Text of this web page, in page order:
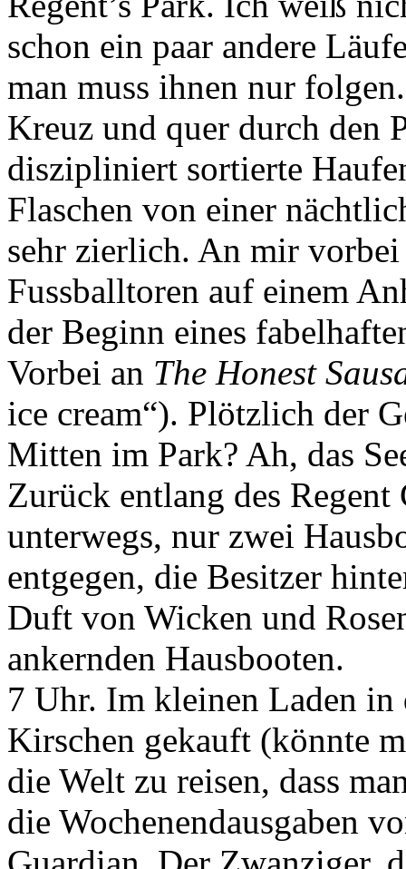
schon ein paar andere
man muss ihnen nur folgen.
Kreuz und quer durch den
diszipliniert sortierte
Flaschen von einer
sehr zierlich. An mir
Fussballtoren auf einem
der Beginn eines
Vorbei an The Honest
ice cream“). Plötzlich der
Mitten im Park? Ah, das
Zurück entlang des Regent
unterwegs, nur zwei
entgegen, die Besitzer
Duft von Wicken und
ankernden Hausbooten.
7 Uhr. Im kleinen Laden in
Kirschen gekauft (könnte
die Welt zu reisen, dass
die Wochenendausgaben